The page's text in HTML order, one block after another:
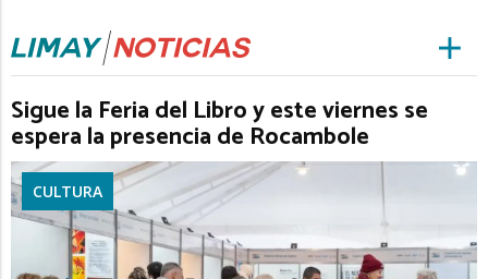
Sigue la Feria del Libro y este viernes se
espera la presencia de Rocambole
CULTURA